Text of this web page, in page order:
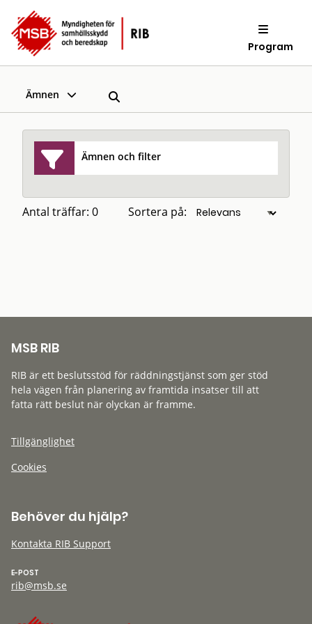
Program
Ämnen
Ämnen och filter
Antal träffar: 0 Sortera på:
MSB RIB
RIB är ett beslutsstöd för räddningstjänst som ger stöd
hela vägen från planering av framtida insatser till att
fatta rätt beslut när olyckan är framme.
Tillgänglighet
Cookies
Behöver du hjälp?
Kontakta RIB Support
E-POST
rib@msb.se